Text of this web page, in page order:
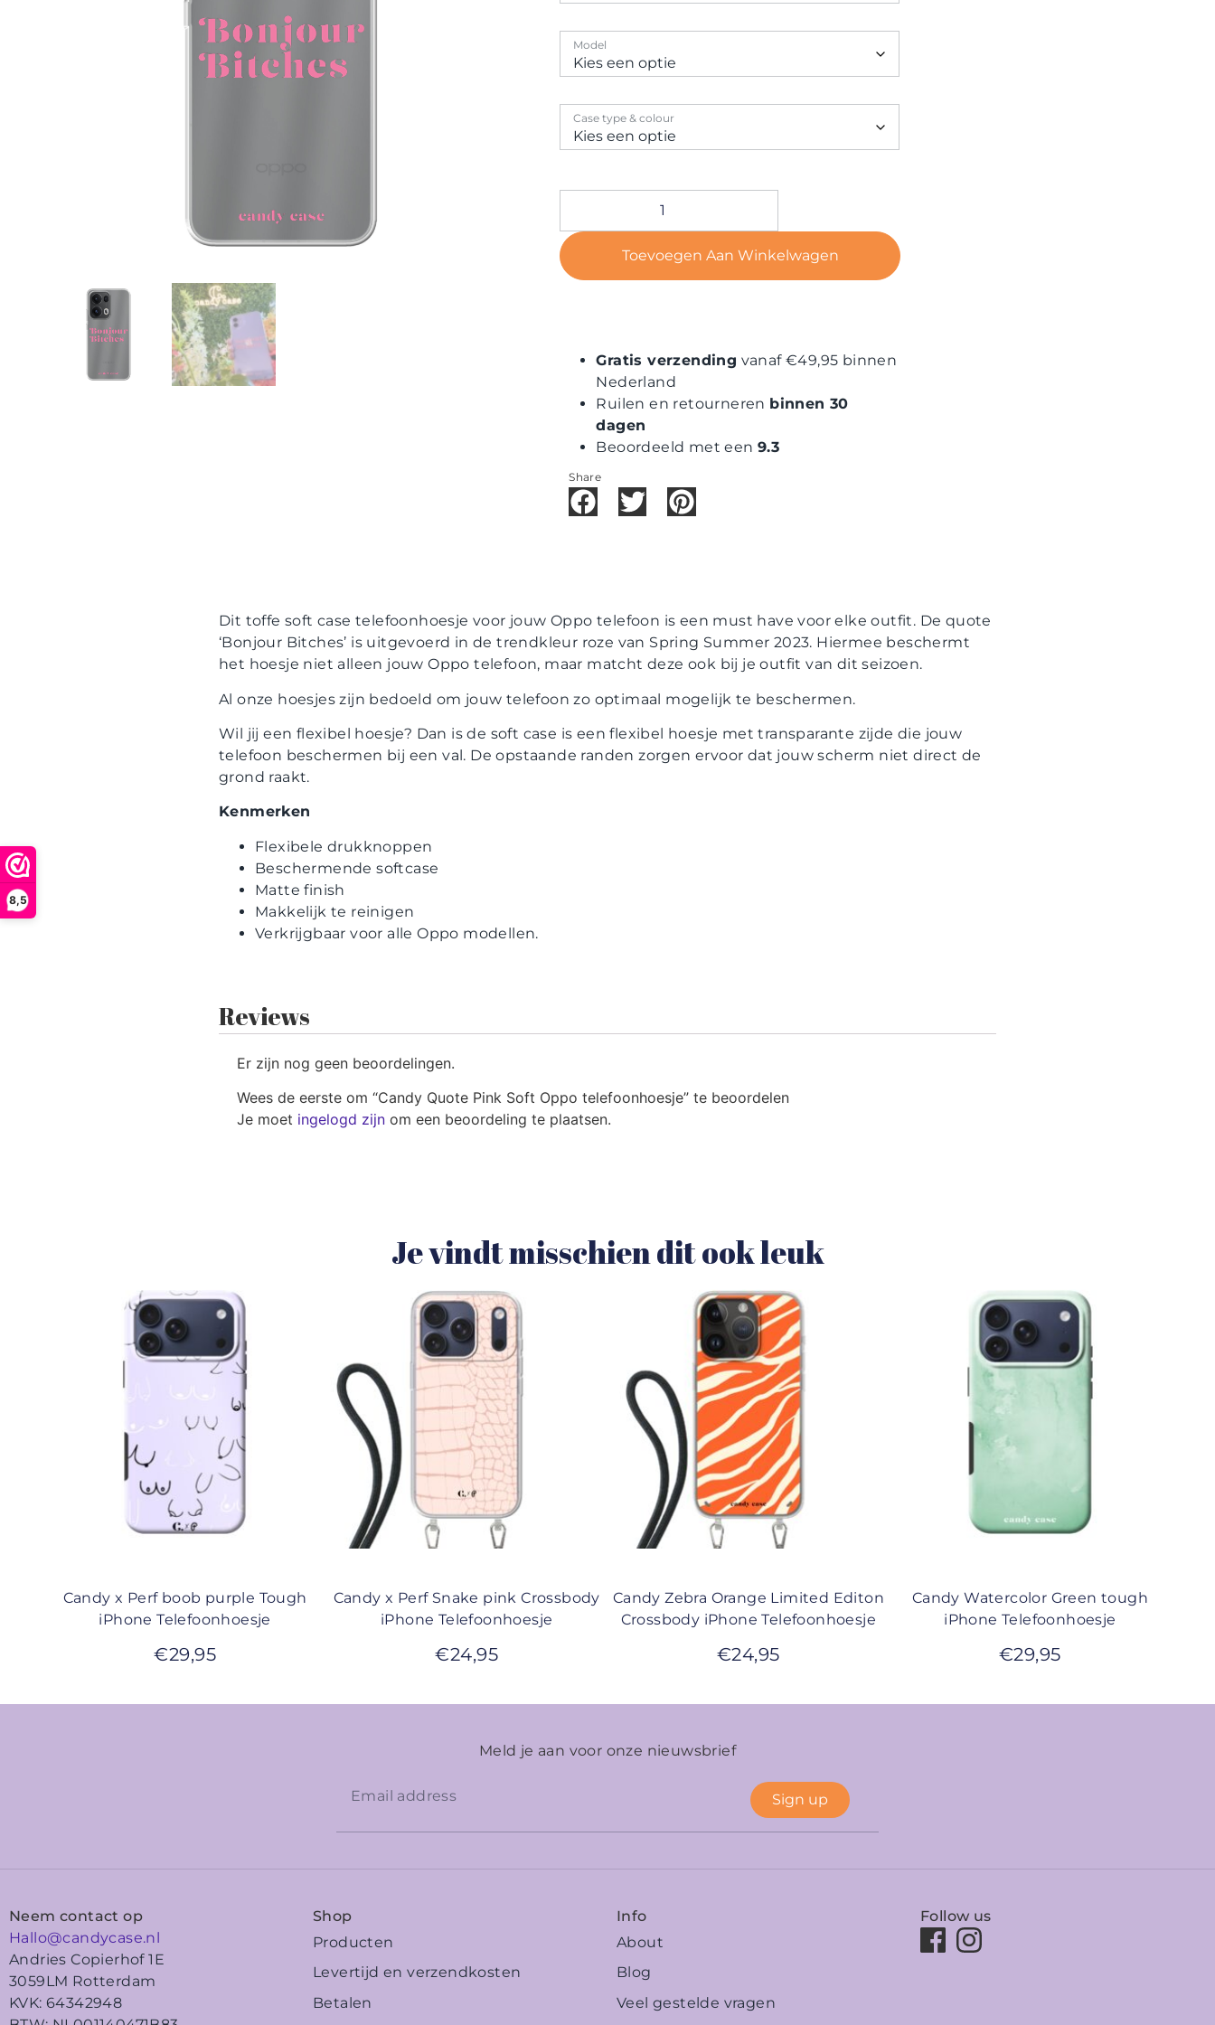
8,5
Model
Case type & colour
Toevoegen Aan Winkelwagen
Gratis verzending vanaf €49,95 binnen
Nederland
Ruilen en retourneren binnen 30
dagen
Beoordeeld met een9.3
Share
Dit toffe soft case telefoonhoesje voor jouw Oppo telefoon is een must have voor elke outfit. De quote
‘Bonjour Bitches’ is uitgevoerd in de trendkleur roze van Spring Summer 2023. Hiermee beschermt
het hoesje niet alleen jouw Oppo telefoon, maar matcht deze ook bij je outfit van dit seizoen.
Al onze hoesjes zijn bedoeld om jouw telefoon zo optimaal mogelijk te beschermen.
Wil jij een flexibel hoesje? Dan is de soft case is een flexibel hoesje met transparante zijde die jouw
telefoon beschermen bij een val. De opstaande randen zorgen ervoor dat jouw scherm niet direct de
grond raakt.
Kenmerken
Flexibele drukknoppen
Beschermende softcase
Matte finish
Makkelijk te reinigen
Verkrijgbaar voor alle Oppo modellen.
Reviews
Er zijn nog geen beoordelingen.
Wees de eerste om “Candy Quote Pink Soft Oppo telefoonhoesje” te beoordelen
Je moet ingelogd zijn om een beoordeling te plaatsen.
Je vindt misschien dit ook leuk
Candy x Perf boob purple Tough
iPhone Telefoonhoesje
€29,95
Candy x Perf Snake pink Crossbody
iPhone Telefoonhoesje
€24,95
Candy Zebra Orange Limited Editon
Crossbody iPhone Telefoonhoesje
€24,95
Candy Watercolor Green tough
iPhone Telefoonhoesje
€29,95
Meld je aan voor onze nieuwsbrief
Sign up
Neem contact op
Hallo@candycase.nl
Andries Copierhof 1E
3059LM Rotterdam
KVK: 64342948
Shop
Producten
Levertijd en verzendkosten
Betalen
Info
About
Blog
Veel gestelde vragen
Follow us